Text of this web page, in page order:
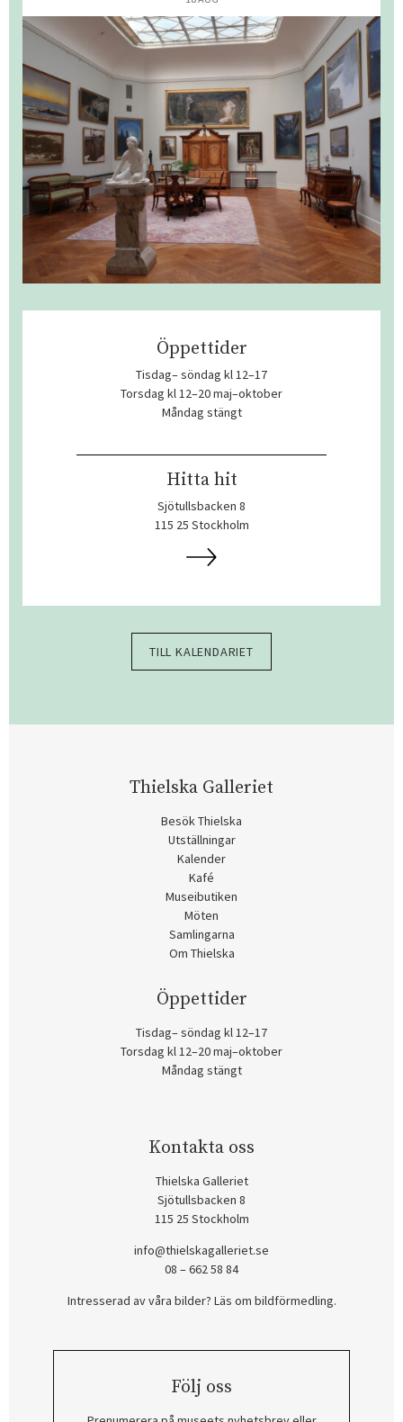
Öppettider
Tisdag– söndag kl 12–17
Torsdag kl 12–20 maj–oktober
Måndag stängt
Hitta hit
Sjötullsbacken 8
115 25 Stockholm
TILL KALENDARIET
Thielska Galleriet
Besök Thielska
Utställningar
Kalender
Kafé
Museibutiken
Möten
Samlingarna
Om Thielska
Öppettider
Tisdag– söndag kl 12–17
Torsdag kl 12–20 maj–oktober
Måndag stängt
Kontakta oss
Thielska Galleriet
Sjötullsbacken 8
115 25 Stockholm
info@thielskagalleriet.se
08 – 662 58 84
Intresserad av våra bilder? Läs om bildförmedling.
Följ oss